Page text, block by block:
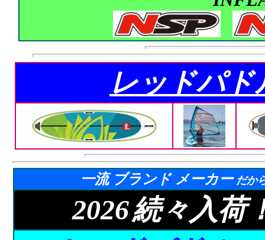
レッドパド
一流 ブランド メーカーだか
2026続々入荷